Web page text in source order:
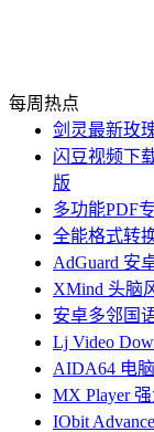
每周热点
剑灵最新玫
闪豆视频下
版
多功能PDF
全能格式转
AdGuard 安
XMind 头脑
安卓多邻国
Lj Video
AIDA64 电
MX Player
IObit